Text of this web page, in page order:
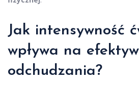
Jak intensywność
wpływa na
odchudzania?